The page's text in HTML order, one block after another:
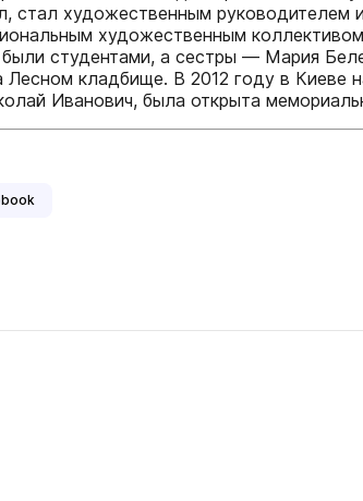
стал художественным руководителем
художественным
студентами, а сестры — Мария
Лесном кладбище. В 2012 году в Киеве
Иванович, была открыта